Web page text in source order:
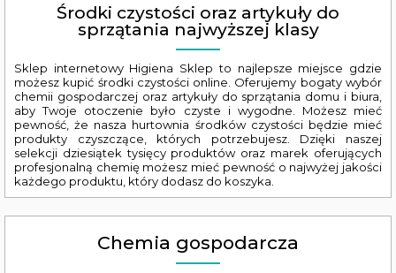
Środki czystości oraz artykuły do
sprzątania najwyższej klasy
Sklep internetowy Higiena Sklep to najlepsze miejsce gdzie
możesz kupić środki czystości online. Oferujemy bogaty wybór
chemii gospodarczej oraz artykuły do ​​sprzątania domu i biura,
aby Twoje otoczenie było czyste i wygodne. Możesz mieć
pewność, że nasza hurtownia środków czystości będzie mieć
produkty czyszczące, których potrzebujesz. Dzięki naszej
selekcji dziesiątek tysięcy produktów oraz marek oferujących
profesjonalną chemię możesz mieć pewność o najwyżej jakości
każdego produktu, który dodasz do koszyka.
Chemia gospodarcza